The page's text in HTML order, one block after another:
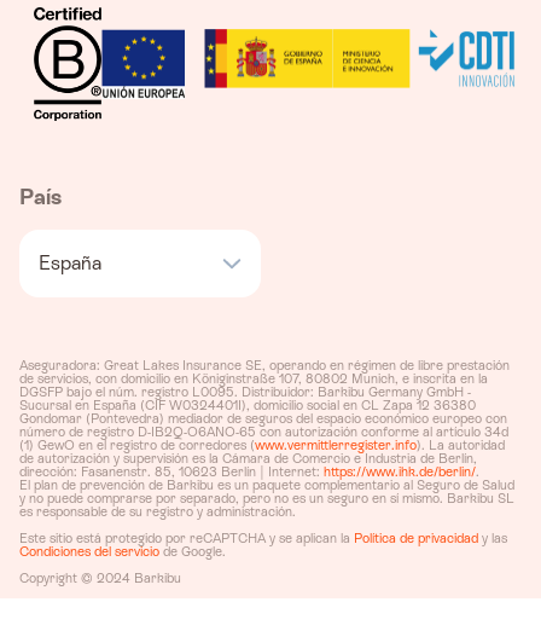
País
España
Aseguradora: Great Lakes Insurance SE, operando en régimen de libre prestación
de servicios, con domicilio en Königinstraße 107, 80802 Munich, e inscrita en la
DGSFP bajo el núm. registro L0095. Distribuidor: Barkibu Germany GmbH -
Sucursal en España (CIF W0324401I), domicilio social en CL Zapa 12 36380
Gondomar (Pontevedra) mediador de seguros del espacio económico europeo con
número de registro D-IB2Q-O6ANO-65 con autorización conforme al artículo 34d
(1) GewO en el registro de corredores (www.vermittlerregister.info). La autoridad
de autorización y supervisión es la Cámara de Comercio e Industria de Berlín,
dirección: Fasanenstr. 85, 10623 Berlín | Internet: https://www.ihk.de/berlin/.
El plan de prevención de Barkibu es un paquete complementario al Seguro de Salud
y no puede comprarse por separado, pero no es un seguro en sí mismo. Barkibu SL
es responsable de su registro y administración.
Este sitio está protegido por reCAPTCHA y se aplican la Política de privacidad y las
Condiciones del servicio de Google.
Copyright © 2024 Barkibu